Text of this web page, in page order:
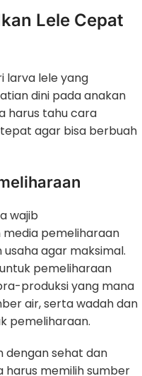
Lele Cepat
larva lele yang
dini pada anakan
harus tahu cara
agar bisa berbuah
wajib
pemeliharaan
agar maksimal.
pemeliharaan
produksi yang mana
air, serta wadah dan
pemeliharaan.
dengan sehat dan
memilih sumber